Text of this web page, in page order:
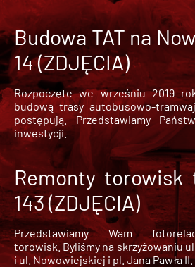
Budowa TAT na
14 (ZDJĘCIA)
Rozpoczęte we wrześniu 2019
budową trasy autobusowo-
postępują. Przedstawiamy
inwestycji.
Remonty
143 (ZDJĘCIA)
Przedstawiamy Wam
torowisk. Byliśmy na skrzyżowaniu
i ul. Nowowiejskiej i pl. Jana Pawła II.